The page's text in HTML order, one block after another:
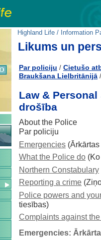
Highland Life / Information
Likums un
Par policiju / Cietušo
Braukšana Lielbritānijā
Law &
drošība
About the Police
Par policiju
Emergencies
What the Police do
Northern Constabulary
Reporting a crime
Police powers and
tiesības)
Complaints against
Emergencies: